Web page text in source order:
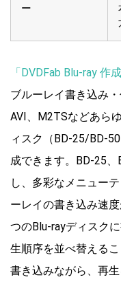
ー
「DVDFab Blu-ray 作成
ブルーレイ書き込み
AVI、M2TSなどあら
ィスク（BD-25/BD-
成できます。BD-25
し、多彩なメニュー
ーレイの書き込み速
つのBlu-rayディスク
生順序を並べ替える
書き込みながら、再